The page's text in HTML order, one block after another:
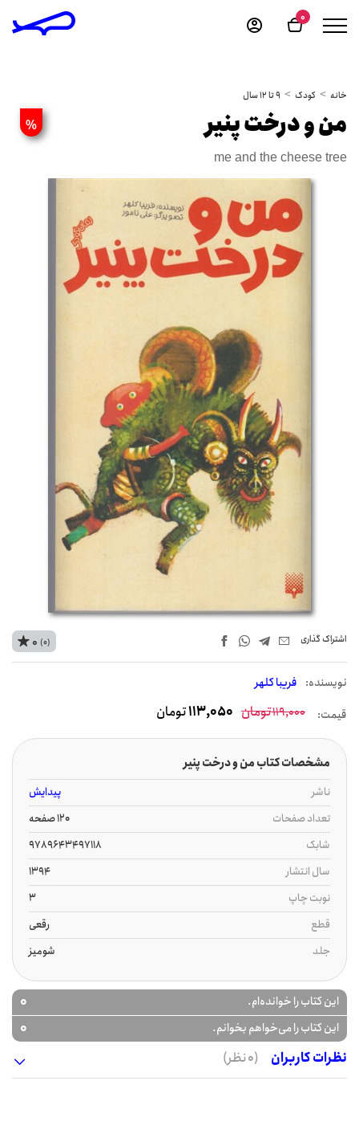
0
خانه کودک 9 تا 12 سال
% من و درخت پنیر
me and the cheese tree
اشتراک‌ گذاری
نويسنده: فریبا کلهر
0 (0)
قیمت: 119,000تومان 113,050تومان
مشخصات کتاب من و درخت پنیر
ناشر
پیدایش
تعداد صفحات
120 صفحه
شابک
9789643497118
سال انتشار
1394
نوبت چاپ
3
قطع
رقعی
جلد
شومیز
این کتاب را خوانده‌ام. 0
این کتاب را می‌خواهم بخوانم.
0
نظرات کاربران
(0 نظر)